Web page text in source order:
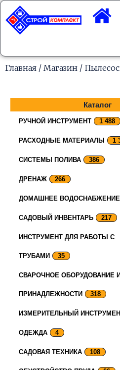
Перейти
содержимому
Главная / Магазин /
Каталог
РУЧНОЙ ИНСТРУМЕНТ 1 488
РАСХОДНЫЕ МАТЕРИАЛЫ 1
СИСТЕМЫ ПОЛИВА 386
ДРЕНАЖ 266
ДОМАШНЕЕ ВОДОСНАБЖЕНИЕ
САДОВЫЙ ИНВЕНТАРЬ 217
ИНСТРУМЕНТ ДЛЯ РАБОТЫ С
ТРУБАМИ 35
СВАРОЧНОЕ ОБОРУДОВАНИЕ И
ПРИНАДЛЕЖНОСТИ 318
ИЗМЕРИТЕЛЬНЫЙ
ОДЕЖДА 4
САДОВАЯ ТЕХНИКА 108